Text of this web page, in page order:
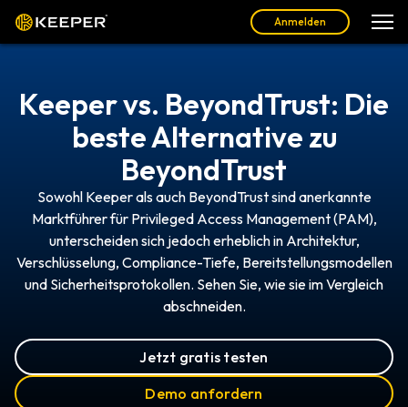
Anmelden
Keeper vs. BeyondTrust: Die
beste Alternative zu
BeyondTrust
Sowohl Keeper als auch BeyondTrust sind anerkannte
Marktführer für Privileged Access Management (PAM),
unterscheiden sich jedoch erheblich in Architektur,
Verschlüsselung, Compliance-Tiefe, Bereitstellungsmodellen
und Sicherheitsprotokollen. Sehen Sie, wie sie im Vergleich
abschneiden.
Jetzt gratis testen
Demo anfordern